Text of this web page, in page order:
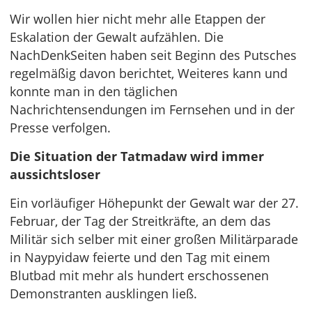
Wir wollen hier nicht mehr alle Etappen der
Eskalation der Gewalt aufzählen. Die
NachDenkSeiten haben seit Beginn des Putsches
regelmäßig davon berichtet, Weiteres kann und
konnte man in den täglichen
Nachrichtensendungen im Fernsehen und in der
Presse verfolgen.
Die Situation der Tatmadaw wird immer
aussichtsloser
Ein vorläufiger Höhepunkt der Gewalt war der 27.
Februar, der Tag der Streitkräfte, an dem das
Militär sich selber mit einer großen Militärparade
in Naypyidaw feierte und den Tag mit einem
Blutbad mit mehr als hundert erschossenen
Demonstranten ausklingen ließ.